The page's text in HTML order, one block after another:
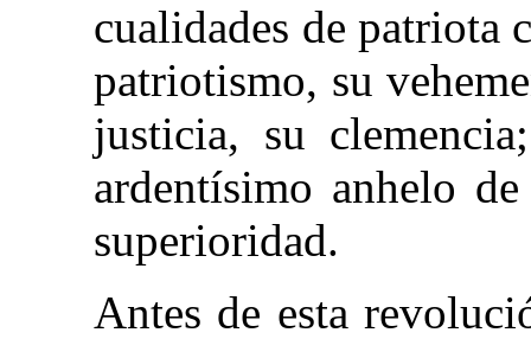
cualidades de patriota
patriotismo, su
justicia, su
ardentísimo anhelo
superioridad.
Antes de esta